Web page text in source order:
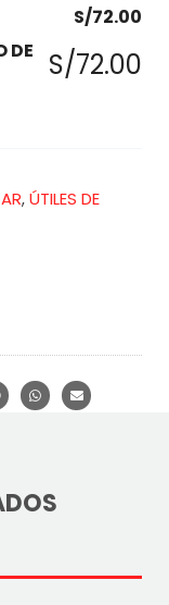
S/72.00
DE
S/72.00
, ÚTILES DE